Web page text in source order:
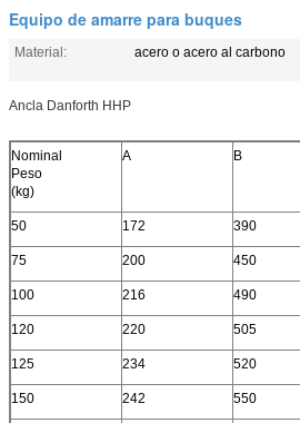
Equipo de amarre para buques
Material: acero o acero al carbono
Ancla Danforth HHP
Nominal
Peso
(kg)
A B
50 172 390
75 200 450
100 216 490
120 220 505
125 234 520
150 242 550